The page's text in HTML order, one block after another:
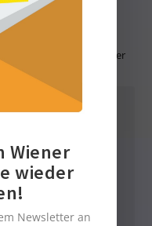
Erforderliche Felder
Wiener
wieder
Newsletter an